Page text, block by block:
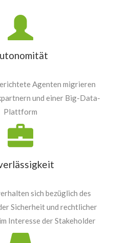
Agenten migrieren
und einer Big-Data-
Plattform
sich bezüglich des
Sicherheit und rechtlicher
Interesse der Stakeholder